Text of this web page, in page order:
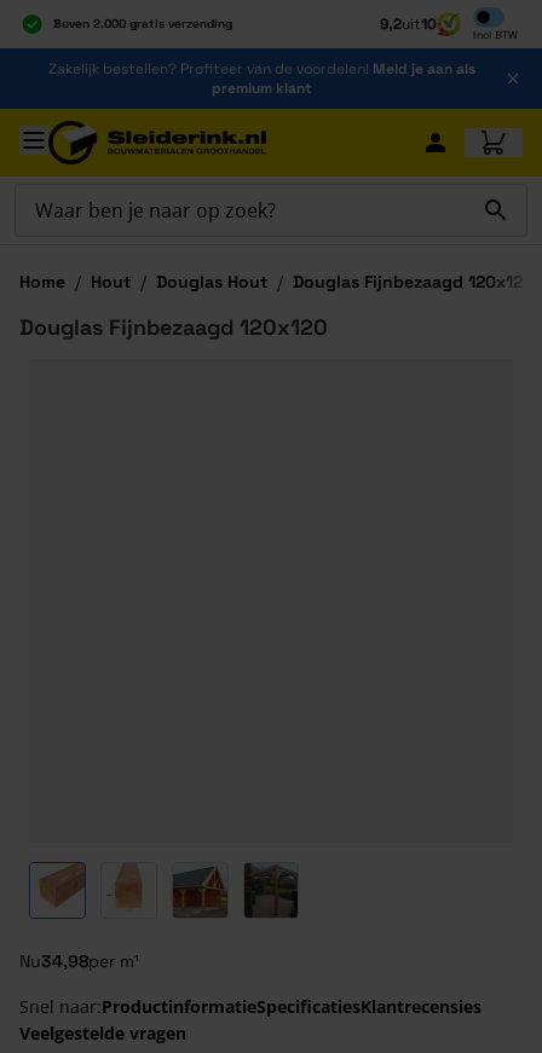
Boven 2.000 gratis verzending
Al 40 jaar dé specialist
Alles onder één dak
9,2uit10
Incl BTW
Inclusief
Ga naar de inhoud
Zakelijk bestellen? Profiteer van de voordelen! Meld je aan als
premium klant
Ga naar hoofdinhoud
Home / Hout / Douglas Hout / Douglas Fijnbezaagd 120x120
View larger imageView larger image
View larger imageView larger image
Nu34,98per m¹
Douglas Fijnbezaagd 120x120
Snel naar:ProductinformatieSpecificatiesKlantrecensies
Veelgestelde vragen